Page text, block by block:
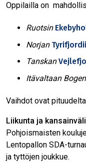
Oppilailla on
Ruotsin
Norjan
Tanskan
Itävaltaan
Vaihdot ovat
Liikunta ja
Pohjoismaisten
Lentopallon SDA-
ja tyttöjen joukkue.